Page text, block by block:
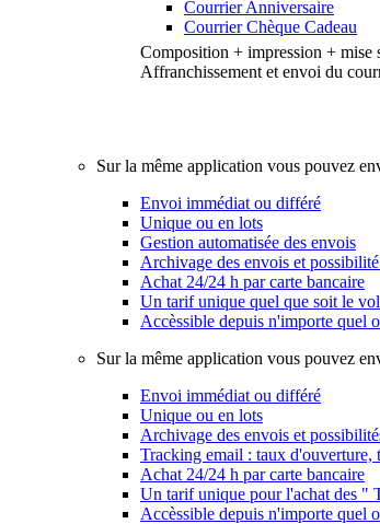
Courrier Anniversaire
Courrier Chèque Cadeau
Composition + impression + mise
Affranchissement et envoi du
Sur la même application vous pouvez
Envoi immédiat ou différé
Unique ou en lots
Gestion automatisée des envois
Archivage des envois et
Achat 24/24 h par carte bancaire
Un tarif unique quel que soit le
Accèssible depuis n'importe quel
Sur la même application vous pouvez
Envoi immédiat ou différé
Unique ou en lots
Archivage des envois et
Tracking email : taux
Achat 24/24 h par carte bancaire
Un tarif unique pour l'achat des "
Accèssible depuis n'importe quel